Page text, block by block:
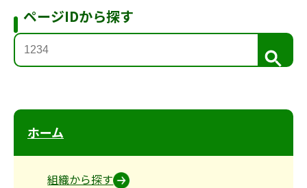
ページIDから探す
検
索
ホーム
組織から探す